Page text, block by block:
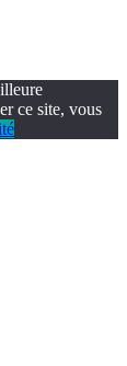
ce site, vous